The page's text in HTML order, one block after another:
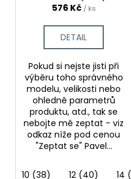
576 Kč / ks
DETAIL
Pokud si nejste jisti při
výběru toho správného
modelu, velikosti nebo
ohledně parametrů
produktu, atd., tak se
nebojte mě zeptat - viz
odkaz níže pod cenou
"Zeptat se" Pavel...
10 (38) 12 (40) 14